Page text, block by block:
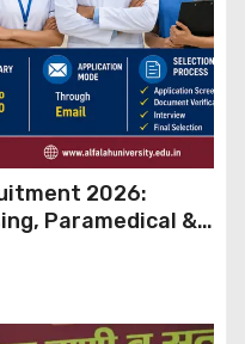
2026:
Paramedical &
Through Email